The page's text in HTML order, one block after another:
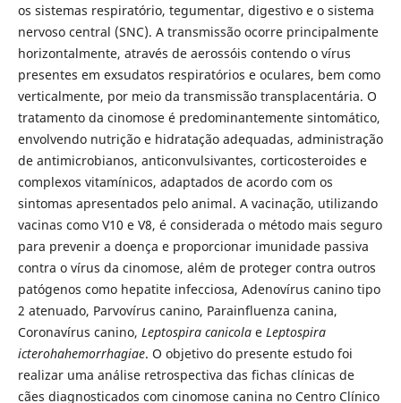
os sistemas respiratório, tegumentar, digestivo e o sistema
nervoso central (SNC). A transmissão ocorre principalmente
horizontalmente, através de aerossóis contendo o vírus
presentes em exsudatos respiratórios e oculares, bem como
verticalmente, por meio da transmissão transplacentária. O
tratamento da cinomose é predominantemente sintomático,
envolvendo nutrição e hidratação adequadas, administração
de antimicrobianos, anticonvulsivantes, corticosteroides e
complexos vitamínicos, adaptados de acordo com os
sintomas apresentados pelo animal. A vacinação, utilizando
vacinas como V10 e V8, é considerada o método mais seguro
para prevenir a doença e proporcionar imunidade passiva
contra o vírus da cinomose, além de proteger contra outros
patógenos como hepatite infecciosa, Adenovírus canino tipo
2 atenuado, Parvovírus canino, Parainfluenza canina,
Coronavírus canino, Leptospira canicolae Leptospira
icterohahemorrhagiae. O objetivo do presente estudo foi
realizar uma análise retrospectiva das fichas clínicas de
cães diagnosticados com cinomose canina no Centro Clínico